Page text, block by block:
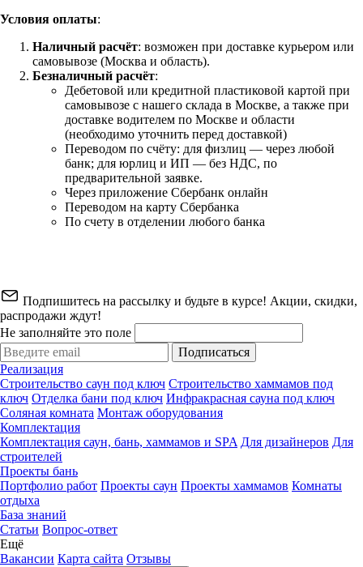
Условия оплаты:
Наличный расчёт: возможен при доставке курьером или
самовывозе (Москва и область).
Безналичный расчёт:
Дебетовой или кредитной пластиковой картой при
самовывозе с нашего склада в Москве, а также при
доставке водителем по Москве и области
(необходимо уточнить перед доставкой)
Переводом по счёту: для физлиц — через любой
банк; для юрлиц и ИП — без НДС, по
предварительной заявке.
Через приложение Сбербанк онлайн
Переводом на карту Сбербанка
По счету в отделении любого банка
Подпишитесь на рассылку и будьте в курсе! Акции, скидки,
распродажи ждут!
Не заполняйте это поле
Подписаться
Реализация
Строительство саун под ключ Строительство хаммамов под
ключ Отделка бани под ключ Инфракрасная сауна под ключ
Соляная комната Монтаж оборудования
Комплектация
Комплектация саун, бань, хаммамов и SPA Для дизайнеров Для
строителей
Проекты бань
Портфолио работ Проекты саун Проекты хаммамов Комнаты
отдыха
База знаний
Статьи Вопрос-ответ
Ещё
Вакансии Карта сайта Отзывы